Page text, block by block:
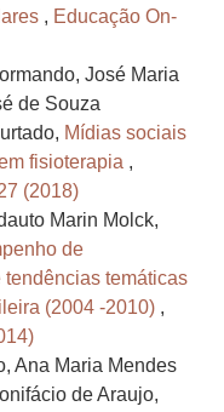
, Educação On-
José Maria
de Souza
Mídias sociais
fisioterapia ,
(2018)
Marin Molck,
de
tendências temáticas
(2004 -2010) ,
Ana Maria Mendes
de Araujo,